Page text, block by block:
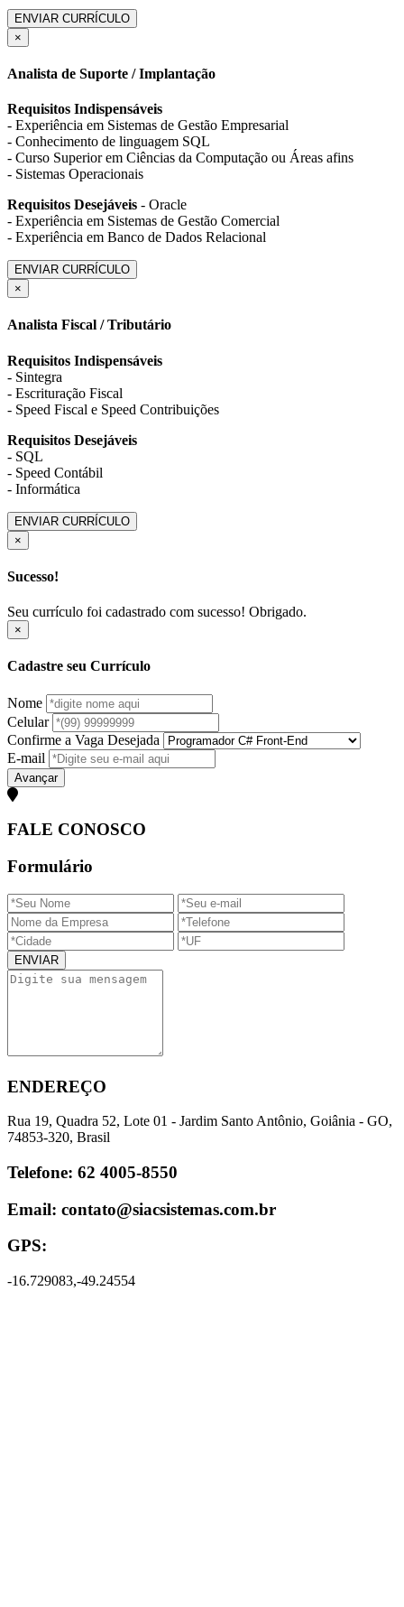
ENVIAR CURRÍCULO
×
Analista de Suporte / Implantação
Requisitos Indispensáveis
- Experiência em Sistemas de Gestão Empresarial
- Conhecimento de linguagem SQL
- Curso Superior em Ciências da Computação ou Áreas afins
- Sistemas Operacionais
Requisitos Desejáveis - Oracle
- Experiência em Sistemas de Gestão Comercial
- Experiência em Banco de Dados Relacional
ENVIAR CURRÍCULO
×
Analista Fiscal / Tributário
Requisitos Indispensáveis
- Sintegra
- Escrituração Fiscal
- Speed Fiscal e Speed Contribuições
Requisitos Desejáveis
- SQL
- Speed Contábil
- Informática
ENVIAR CURRÍCULO
×
Sucesso!
Seu currículo foi cadastrado com sucesso! Obrigado.
×
Cadastre seu Currículo
Nome
Celular
Confirme a Vaga Desejada
E-mail
Avançar
FALE CONOSCO
Formulário
ENVIAR
ENDEREÇO
Rua 19, Quadra 52, Lote 01 - Jardim Santo Antônio, Goiânia - GO,
74853-320, Brasil
Telefone: 62 4005-8550
Email: contato@siacsistemas.com.br
GPS:
-16.729083,-49.24554